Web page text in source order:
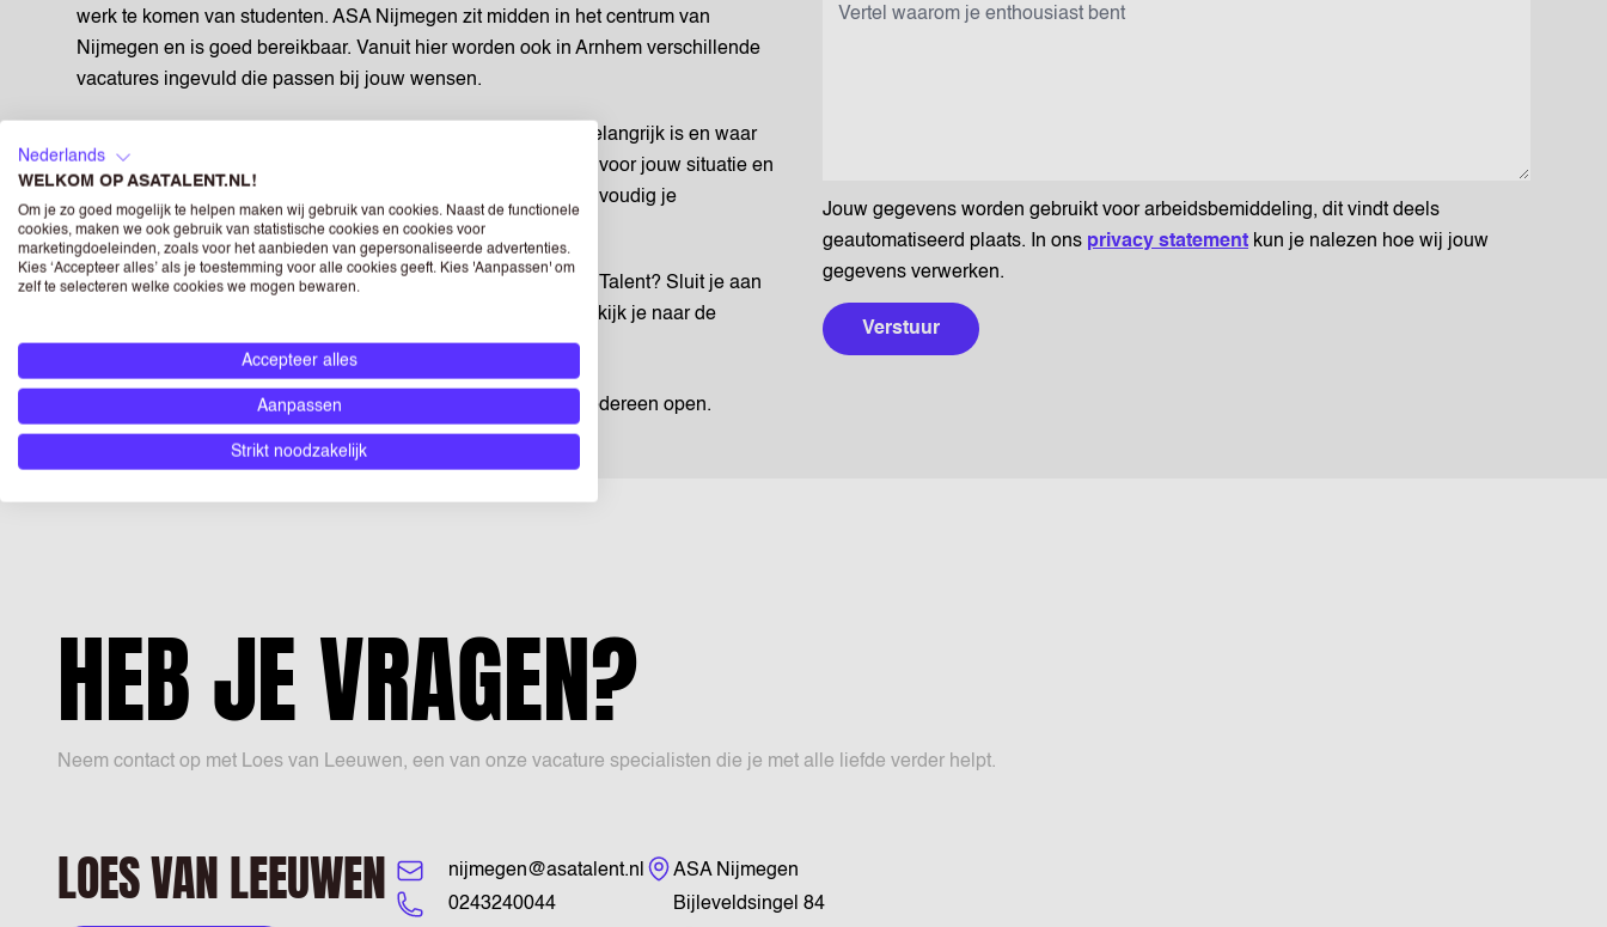
werk te komen van studenten. ASA Nijmegen zit midden in het centrum van
Nijmegen en is goed bereikbaar. Vanuit hier worden ook in Arnhem verschillende
vacatures ingevuld die passen bij jouw wensen.
Je komt terecht bij een organisatie waar persoonlijk contact belangrijk is en waar
samen wordt gekeken welke baan bij jou past. Er is aandacht voor jouw situatie en
voor wat jij wilt leren. Met het online ASA-account regel je eenvoudig je
beschikbaarheid en houd je overzicht over je werk.
Ben je klaar om deze zomer werkervaring op te doen via ASA Talent? Sluit je aan
en ontdek welke vakantiebaan in Arnhem bij jou past. Samen kijk je naar de
mogelijkheden. 🚀
Wij geloven in gelijke kansen en onze vacatures staan voor iedereen open.
Jouw gegevens worden gebruikt voor arbeidsbemiddeling, dit vindt deels
geautomatiseerd plaats. In ons privacy statement kun je nalezen hoe wij jouw
gegevens verwerken.
Verstuur
HEB JE VRAGEN?
Neem contact op met Loes van Leeuwen, een van onze vacature specialisten die je met alle liefde verder helpt.
LOES VAN LEEUWEN
nijmegen@asatalent.nl
0243240044
Bezoekadres
ASA Nijmegen
Bijleveldsingel 84
Nederlands
WELKOM OP ASATALENT.NL!
Om je zo goed mogelijk te helpen maken wij gebruik van cookies. Naast de functionele
cookies, maken we ook gebruik van statistische cookies en cookies voor
marketingdoeleinden, zoals voor het aanbieden van gepersonaliseerde advertenties.
Kies ‘Accepteer alles’ als je toestemming voor alle cookies geeft. Kies 'Aanpassen' om
zelf te selecteren welke cookies we mogen bewaren.
Accepteer alles
Aanpassen
Strikt noodzakelijk